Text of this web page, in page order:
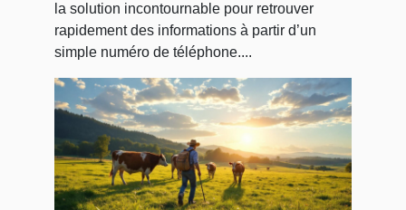
la solution incontournable pour retrouver
rapidement des informations à partir d’un
simple numéro de téléphone....